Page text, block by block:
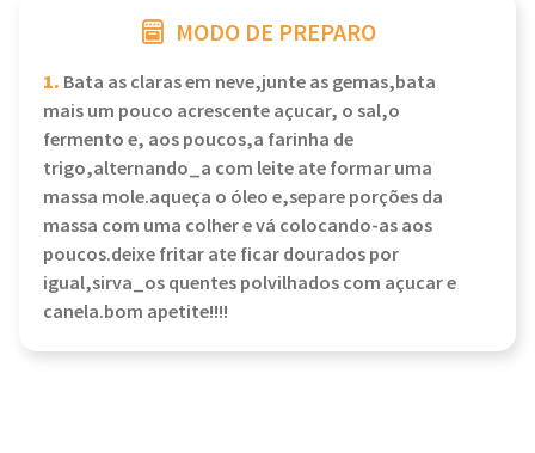
MODO DE PREPARO
1. Bata as claras em neve,junte as gemas,bata
mais um pouco acrescente açucar, o sal,o
fermento e, aos poucos,a farinha de
trigo,alternando_a com leite ate formar uma
massa mole.aqueça o óleo e,separe porções da
massa com uma colher e vá colocando-as aos
poucos.deixe fritar ate ficar dourados por
igual,sirva_os quentes polvilhados com açucar e
canela.bom apetite!!!!